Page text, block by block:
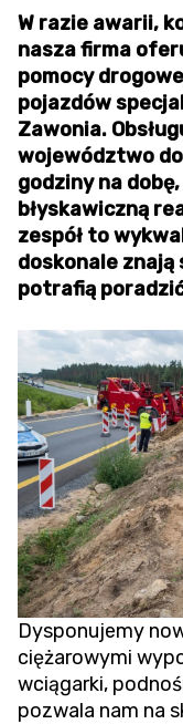
W razie awarii,
nasza firma
pomocy
pojazdów
Zawonia.
województwo
godziny na
błyskawiczną
zespół to
doskonale znają
potrafią
Dysponujemy
ciężarowymi
wciągarki,
pozwala nam na